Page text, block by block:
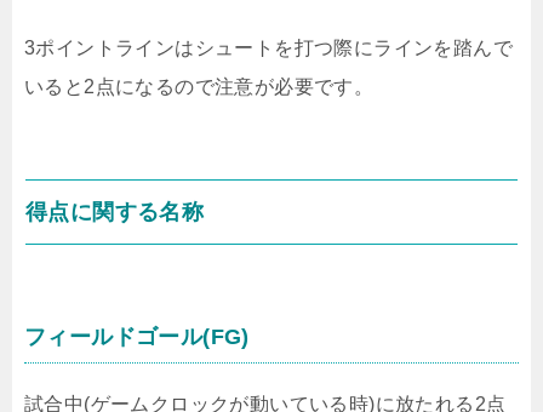
3ポイントラインはシュートを打つ際にラインを踏んで
いると2点になるので注意が必要です。
得点に関する名称
フィールドゴール(FG)
試合中(ゲームクロックが動いている時)に放たれる2点